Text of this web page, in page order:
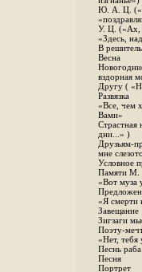
Ю. А. Ц.
У. Ц. («Ах,
«Здесь,
В
Весна
вздорная
Другу (
Развязка
«Все, чем
Вами»
Страстная
дни...» )
Друзьям-
мне
Условное
Памяти М.
«Вот муза
«Я смерти
Завещание
Зигзаги
Поэту-
«Нет, тебя
Песнь раба
Песня
Портрет